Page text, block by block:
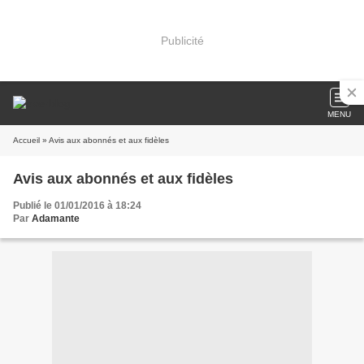
Publicité
MENU
Accueil » Avis aux abonnés et aux fidèles
Avis aux abonnés et aux fidèles
Publié le 01/01/2016 à 18:24
Par Adamante